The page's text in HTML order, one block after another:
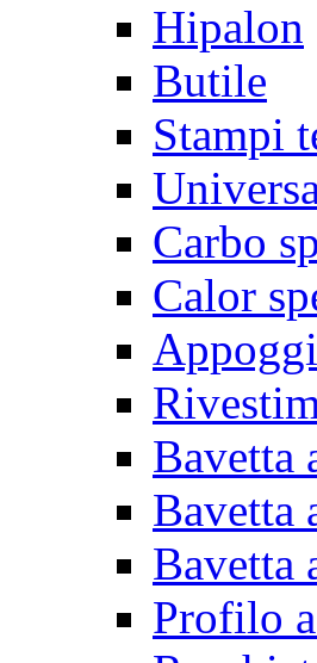
Hipalon
Butile
Stampi
Carbo
Calor
Bavetta
Bavetta
Bavetta
Profilo